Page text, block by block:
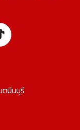
ตมีนบุรี